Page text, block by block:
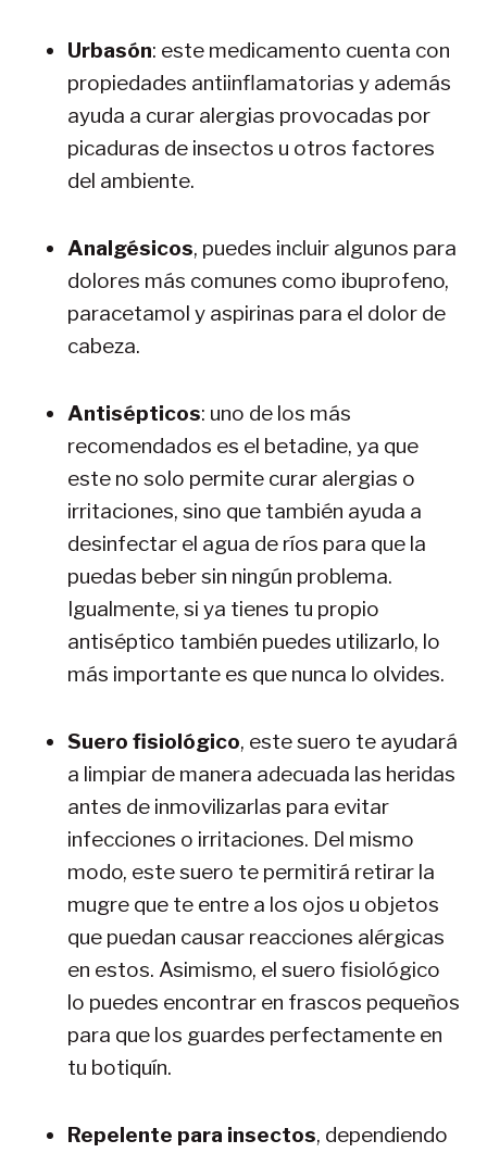
Urbasón: este medicamento cuenta con
propiedades antiinflamatorias y además
ayuda a curar alergias provocadas por
picaduras de insectos u otros factores
del ambiente.
Analgésicos, puedes incluir algunos para
dolores más comunes como ibuprofeno,
paracetamol y aspirinas para el dolor de
cabeza.
Antisépticos: uno de los más
recomendados es el betadine, ya que
este no solo permite curar alergias o
irritaciones, sino que también ayuda a
desinfectar el agua de ríos para que la
puedas beber sin ningún problema.
Igualmente, si ya tienes tu propio
antiséptico también puedes utilizarlo, lo
más importante es que nunca lo olvides.
Suero fisiológico, este suero te ayudará
a limpiar de manera adecuada las heridas
antes de inmovilizarlas para evitar
infecciones o irritaciones. Del mismo
modo, este suero te permitirá retirar la
mugre que te entre a los ojos u objetos
que puedan causar reacciones alérgicas
en estos. Asimismo, el suero fisiológico
lo puedes encontrar en frascos pequeños
para que los guardes perfectamente en
tu botiquín.
Repelente para insectos, dependiendo